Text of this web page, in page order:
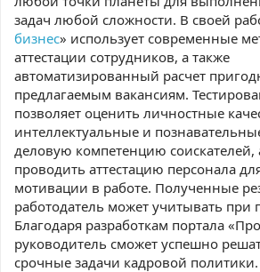
задач любой сложности. В своей
бизнес» использует современные
аттестации сотрудников, а также
автоматизированный расчет
предлагаемым вакансиям.
позволяет оценить личностные
интеллектуальные и
деловую компетенцию соискателей,
проводить аттестацию персонала
мотивации в работе. Полученные
работодатель может учитывать при
Благодаря разработкам портала
руководитель сможет успешно
срочные задачи кадровой политики.